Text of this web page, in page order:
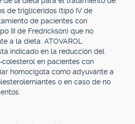
de triglicéridos (tipo IV de
de pacientes con
III de Fredrickson) que no
a la dieta. ATOVAROL
indicado en la reducción del
en pacientes con
homocigota como adyuvante a
o en caso de no